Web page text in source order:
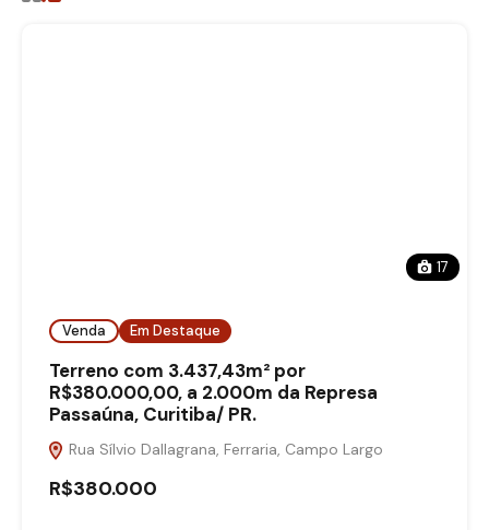
17
Venda Em Destaque
Terreno com 3.437,43m² por
R$380.000,00, a 2.000m da Represa
Passaúna, Curitiba/ PR.
Rua Sílvio Dallagrana, Ferraria, Campo Largo
R$380.000